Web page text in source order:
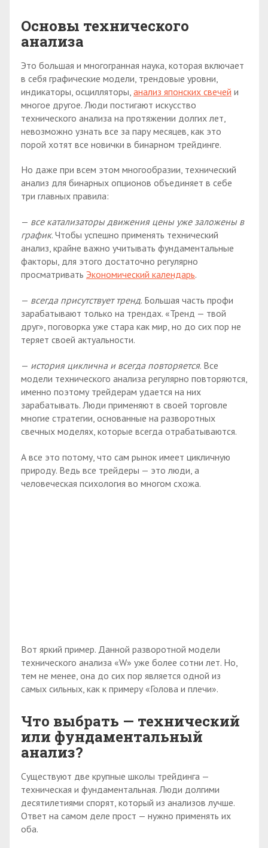
Основы технического
анализа
Это большая и многогранная наука, которая включает
в себя графические модели, трендовые уровни,
индикаторы, осцилляторы, анализ японских свечей и
многое другое. Люди постигают искусство
технического анализа на протяжении долгих лет,
невозможно узнать все за пару месяцев, как это
порой хотят все новички в бинарном трейдинге.
Но даже при всем этом многообразии, технический
анализ для бинарных опционов объединяет в себе
три главных правила:
— все катализаторы движения цены уже заложены в
график. Чтобы успешно применять технический
анализ, крайне важно учитывать фундаментальные
факторы, для этого достаточно регулярно
просматривать Экономический календарь.
— всегда присутствует тренд. Большая часть профи
зарабатывают только на трендах. «Тренд — твой
друг», поговорка уже стара как мир, но до сих пор не
теряет своей актуальности.
— история циклична и всегда повторяется. Все
модели технического анализа регулярно повторяются,
именно поэтому трейдерам удается на них
зарабатывать. Люди применяют в своей торговле
многие стратегии, основанные на разворотных
свечных моделях, которые всегда отрабатываются.
А все это потому, что сам рынок имеет цикличную
природу. Ведь все трейдеры — это люди, а
человеческая психология во многом схожа.
Вот яркий пример. Данной разворотной модели
технического анализа «W» уже более сотни лет. Но,
тем не менее, она до сих пор является одной из
самых сильных, как к примеру «Голова и плечи».
Что выбрать — технический
или фундаментальный
анализ?
Существуют две крупные школы трейдинга —
техническая и фундаментальная. Люди долгими
десятилетиями спорят, который из анализов лучше.
Ответ на самом деле прост — нужно применять их
оба.